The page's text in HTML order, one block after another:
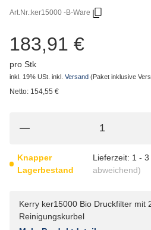
Art.Nr.:ker15000 -B-Ware
183,91 €
pro Stk
inkl. 19% USt. inkl. Versand (Paket inklusive
Netto: 154,55 €
Knapper
Lagerbestand
Lieferzeit: 1 -
abweichend)
Kerry ker15000 Bio Druckfilter mit
Reinigungskurbel